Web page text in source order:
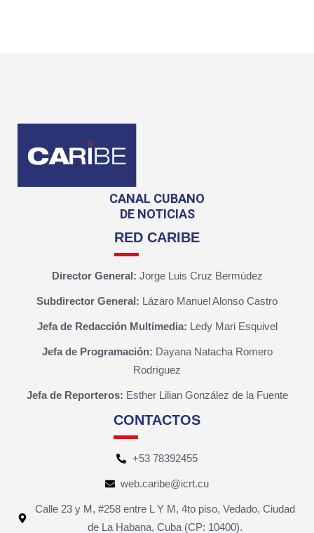
CANAL CUBANO
DE NOTICIAS
RED CARIBE
Director General: Jorge Luis Cruz Bermúdez
Subdirector General: Lázaro Manuel Alonso Castro
Jefa de Redacción Multimedia: Ledy Mari Esquivel
Jefa de Programación: Dayana Natacha Romero
Rodríguez
Jefa de Reporteros: Esther Lilian González de la Fuente
CONTACTOS
+53 78392455
web.caribe@icrt.cu
Calle 23 y M, #258 entre L Y M, 4to piso, Vedado, Ciudad
de La Habana, Cuba (CP: 10400).